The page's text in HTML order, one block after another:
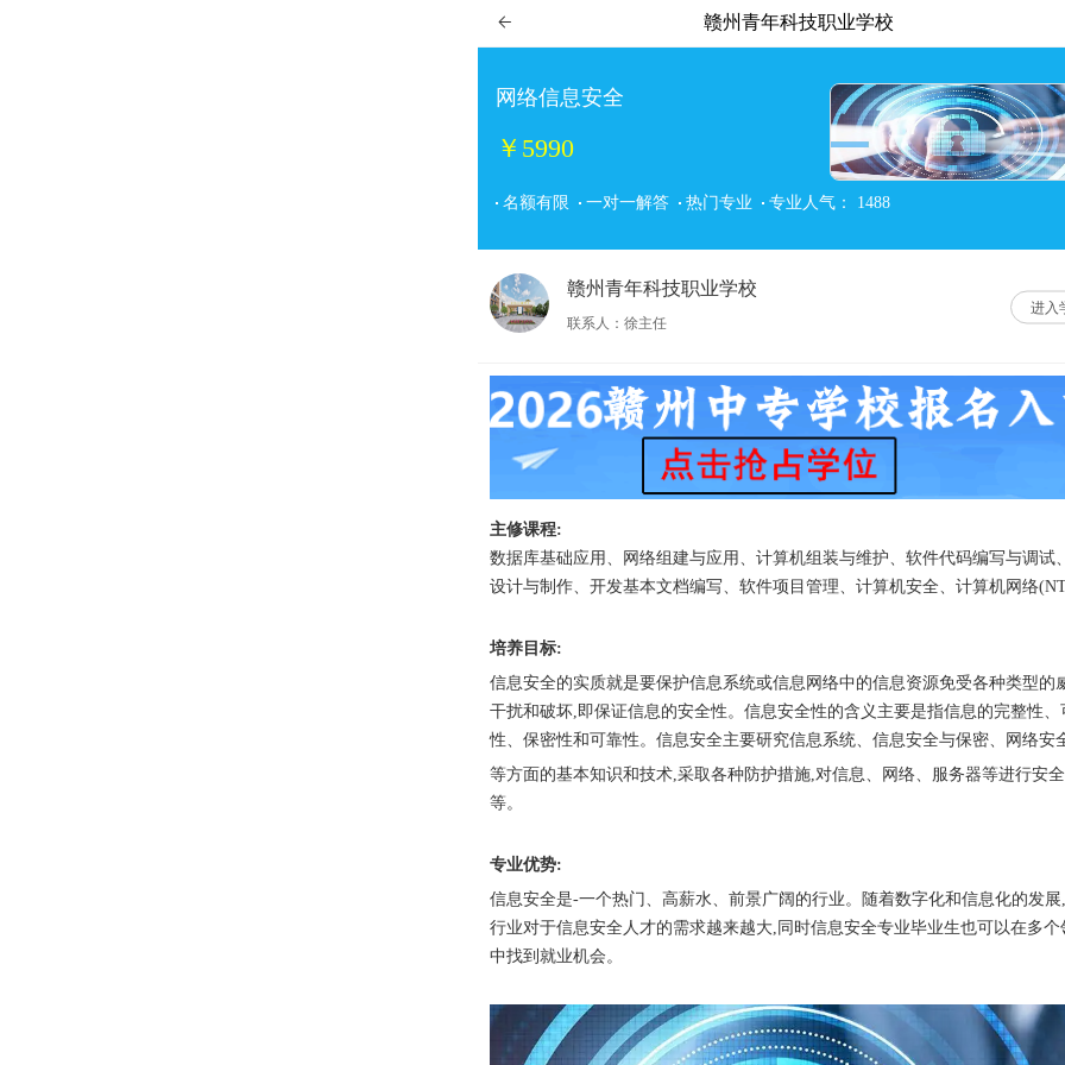
 赣州青年科技职业学校
网络信息安全
￥5990
名额有限 一对一解答 热门专业 专业人气： 1488
赣州青年科技职业学校
联系人：徐主任
进入
主修课程:
数据库基础应用、网络组建与应用、计算机组装与维护、软件代码编写与调试
设计与制作、开发基本文档编写、软件项目管理、计算机安全、计算机网络
培养目标:
信息安全的实质就是要保护信息系统或信息网络中的信息资源免受各种类型的
干扰和破坏,即保证信息的安全性。信息安全性的含义主要是指信息的完整性、
性、保密性和可靠性。信息安全主要研究信息系统、信息安全与保密、网络安
等方面的基本知识和技术,采取各种防护措施,对信息、网络、服务器等进行安
等。
专业优势:
信息安全是-一个热门、高薪水、前景广阔的行业。随着数字化和信息化的发展,
行业对于信息安全人才的需求越来越大,同时信息安全专业毕业生也可以在多个
中找到就业机会。